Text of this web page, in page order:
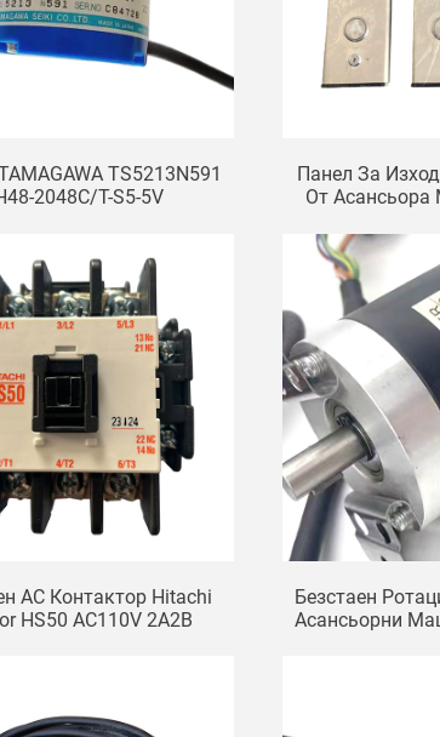
TS5213N591
2048C/T-S5-5V
Панел За
От Асансьора
AC Контактор Hitachi
HS50 AC110V 2A2B
Безстаен
Асансьорни